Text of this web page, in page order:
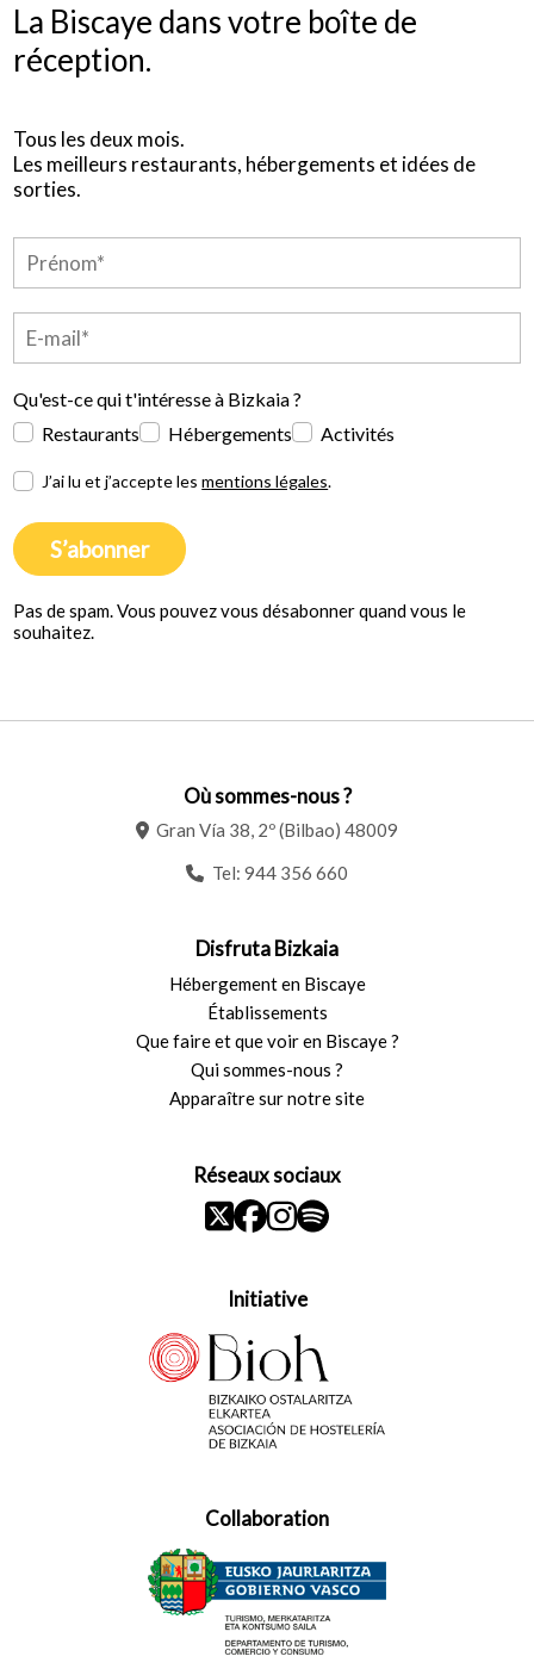
La Biscaye dans votre boîte de
réception.
Tous les deux mois.
Les meilleurs restaurants, hébergements et idées de
sorties.
Qu'est-ce qui t'intéresse à Bizkaia ?
Restaurants
Hébergements Activités
J’ai lu et j’accepte lesmentions légales.
S’abonner
Pas de spam. Vous pouvez vous désabonner quand vous le
souhaitez.
Où sommes-nous ?
Gran Vía 38, 2º (Bilbao) 48009
Tel: 944 356 660
Disfruta Bizkaia
Hébergement en Biscaye
Établissements
Que faire et que voir en Biscaye ?
Qui sommes-nous ?
Apparaître sur notre site
Réseaux sociaux
Initiative
Collaboration